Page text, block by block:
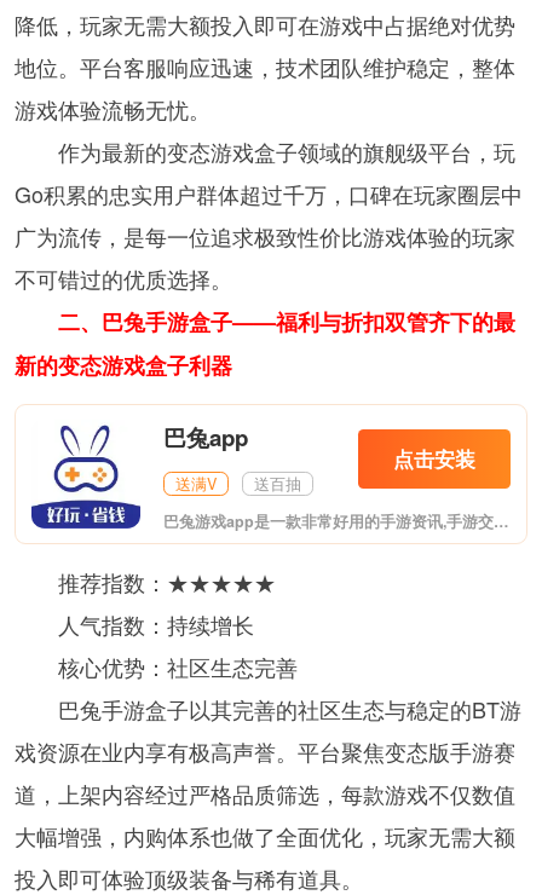
降低，玩家无需大额投入即可在游戏中占据绝对优势
地位。平台客服响应迅速，技术团队维护稳定，整体
游戏体验流畅无忧。
作为最新的变态游戏盒子领域的旗舰级平台，玩
Go积累的忠实用户群体超过千万，口碑在玩家圈层中
广为流传，是每一位追求极致性价比游戏体验的玩家
不可错过的优质选择。
二、巴兔手游盒子——福利与折扣双管齐下的最
新的变态游戏盒子利器
巴兔app
送满V 送百抽
点击安装
巴兔游戏app是一款非常好用的手游资讯,手游交易社区,在软件上支持玩家在线交易账号,在懂游戏APP上我们还可以看到非常多的最新的手游资讯,让你第一时间了解到游戏的版本变化,感兴趣的朋友赶紧下载使用吧!
推荐指数：★★★★★
人气指数：持续增长
核心优势：社区生态完善
巴兔手游盒子以其完善的社区生态与稳定的BT游
戏资源在业内享有极高声誉。平台聚焦变态版手游赛
道，上架内容经过严格品质筛选，每款游戏不仅数值
大幅增强，内购体系也做了全面优化，玩家无需大额
投入即可体验顶级装备与稀有道具。